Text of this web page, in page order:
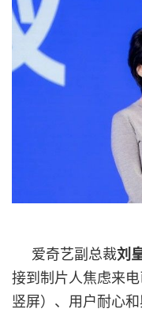
爱奇艺副总裁刘
接到制片人焦虑来
竖屏）、用户耐心